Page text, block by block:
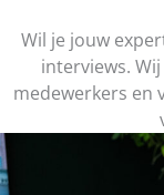
Wil je jouw
interviews.
medewerkers en